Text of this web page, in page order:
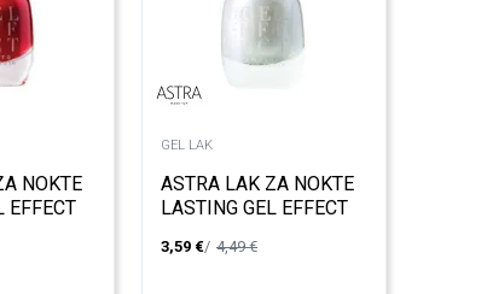
NOKTE
EFFECT
GEL LAK
ASTRA LAK ZA NOKTE
LASTING GEL EFFECT
3,59 € 4,49€